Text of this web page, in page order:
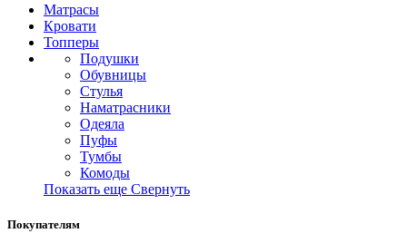
Матрасы
Кровати
Топперы
Подушки
Обувницы
Стулья
Наматрасники
Одеяла
Пуфы
Тумбы
Комоды
Показать еще Свернуть
Покупателям